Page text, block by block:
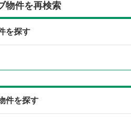
物件を再検索
を探す
件を探す